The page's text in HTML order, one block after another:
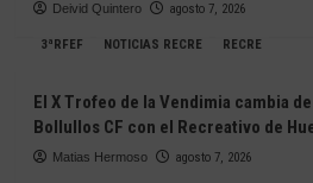
Deivid Quintero agosto 7, 2026
3ªRFEF NOTICIAS RECRE RECRE
El X Trofeo de la Vendimia cambia
Bollullos CF con el Recreativo de
Matias Hermoso agosto 7, 2026